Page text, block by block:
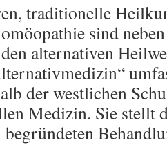
traditionelle
sind
alternativen
der westlichen
Medizin. Sie stellt